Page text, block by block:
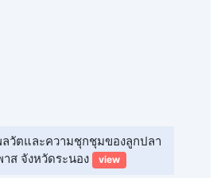
วัตและความชุกชุมของลูกปลา
ส จังหวัดระนอง
view